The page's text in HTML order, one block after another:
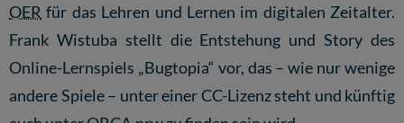
OER für das Lehren und Lernen im digitalen Zeitalter.
Frank Wistuba stellt die Entstehung und Story des
Online-Lernspiels „Bugtopia“ vor, das – wie nur wenige
andere Spiele – unter einer CC-Lizenz steht und künftig